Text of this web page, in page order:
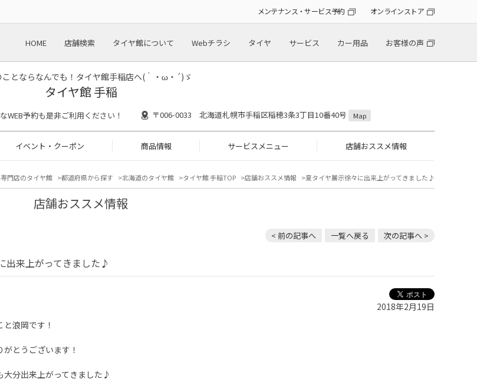
メンテナンス・サービス予約 オンラインストア
HOME 店舗検索 タイヤ館について Webチラシ タイヤ サービス カー用品 お客様の声
ことならなんでも！タイヤ館手稲店へ(｀・ω・´)ゞ
タイヤ館 手稲
WEB予約も是非ご利用ください！ 〒006-0033 北海道札幌市手稲区稲穂3条3丁目10番40号 Map
イベント・クーポン 商品情報 サービスメニュー 店舗おススメ情報
門店のタイヤ館 都道府県から探す 北海道のタイヤ館 タイヤ館 手稲TOP 店舗おススメ情報 夏タイヤ展示徐々に出来上がってきました♪
店舗おススメ情報
< 前の記事へ 一覧へ戻る 次の記事へ >
出来上がってきました♪
2018年2月19日
浪岡です！
とうございます！
大分出来上がってきました♪